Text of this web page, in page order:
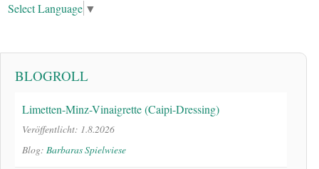
Select Language ▼
BLOGROLL
Limetten-Minz-Vinaigrette (Caipi-Dressing)
Veröffentlicht: 1.8.2026
Blog: Barbaras Spielwiese